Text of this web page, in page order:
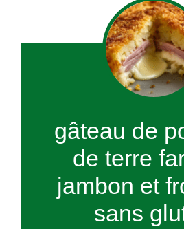
gâteau de
de terre
jambon et
sans